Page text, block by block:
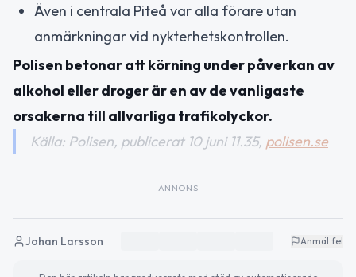
Även i centrala Piteå var alla förare utan
anmärkningar vid nykterhetskontrollen.
Polisen betonar att körning under påverkan av
alkohol eller droger är en av de vanligaste
orsakerna till allvarliga trafikolyckor.
Källa: Polisen, publicerat 10 juni 11.35, polisen.se
ANNONS
Johan Larsson Anmäl fel